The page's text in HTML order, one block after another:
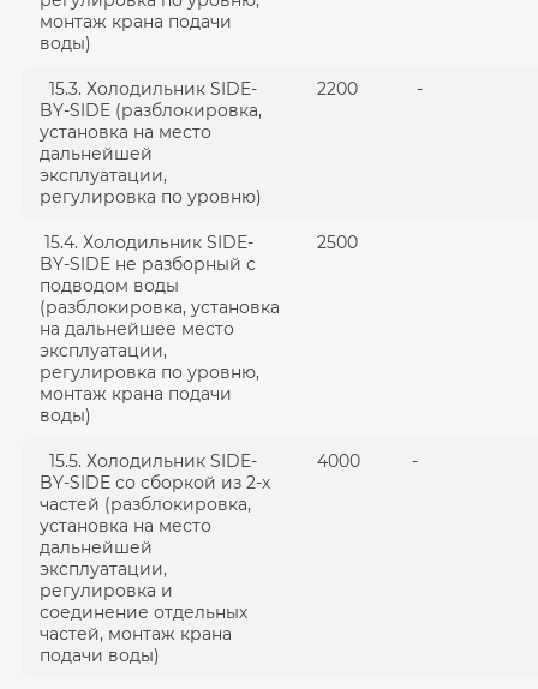
монтаж крана подачи
воды)
15.3. Холодильник SIDE-
BY-SIDE (разблокировка,
установка на место
дальнейшей
эксплуатации,
регулировка по уровню)
2200 -
15.4. Холодильник SIDE-
BY-SIDE не разборный с
подводом воды
(разблокировка, установка
на дальнейшее место
эксплуатации,
регулировка по уровню,
монтаж крана подачи
воды)
2500
15.5. Холодильник SIDE-
BY-SIDE со сборкой из 2-х
частей (разблокировка,
установка на место
дальнейшей
эксплуатации,
регулировка и
соединение отдельных
частей, монтаж крана
подачи воды)
4000 -